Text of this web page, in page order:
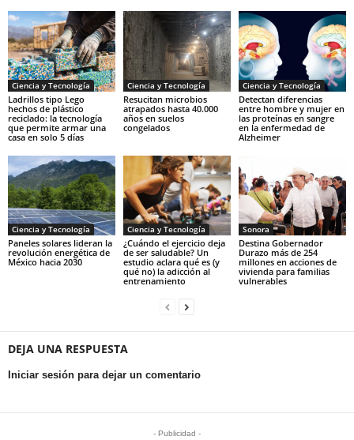
Ciencia y Tecnología
Ladrillos tipo Lego
hechos de plástico
reciclado: la tecnología
que permite armar una
casa en solo 5 días
Ciencia y Tecnología
Resucitan microbios
atrapados hasta 40.000
años en suelos
congelados
Ciencia y Tecnología
Detectan diferencias
entre hombre y mujer en
las proteínas en sangre
en la enfermedad de
Alzheimer
Ciencia y Tecnología
Paneles solares lideran la
revolución energética de
México hacia 2030
Ciencia y Tecnología
¿Cuándo el ejercicio deja
de ser saludable? Un
estudio aclara qué es (y
qué no) la adicción al
entrenamiento
Sonora
Destina Gobernador
Durazo más de 254
millones en acciones de
vivienda para familias
vulnerables
DEJA UNA RESPUESTA
Iniciar sesión para dejar un comentario
- Publicidad -